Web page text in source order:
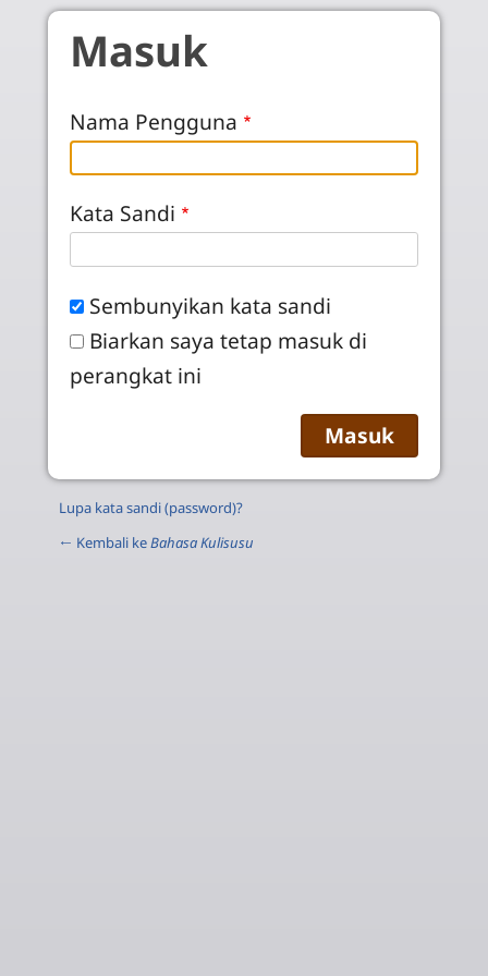
Skip to main content
Masuk
Nama Pengguna
Kata Sandi
Sembunyikan kata sandi
Biarkan saya tetap masuk di
perangkat ini
Lupa kata sandi (password)?
← Kembali keBahasa Kulisusu